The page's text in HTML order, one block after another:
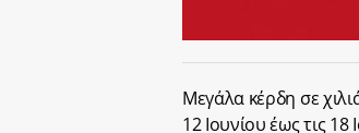
Μεγάλα κέρδη σε
12 Ιουνίου έως τις